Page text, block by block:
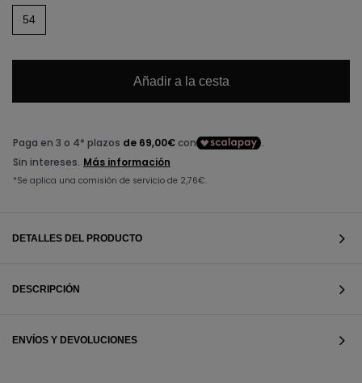
54
Añadir a la cesta
DETALLES DEL PRODUCTO
DESCRIPCIÓN
ENVÍOS Y DEVOLUCIONES